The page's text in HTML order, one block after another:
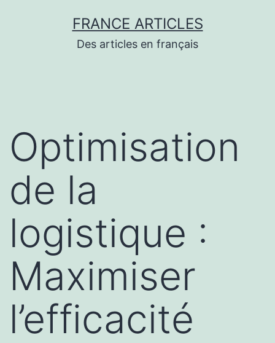
FRANCE ARTICLES
Des articles en français
Optimisation
de la
logistique :
Maximiser
l’efficacité